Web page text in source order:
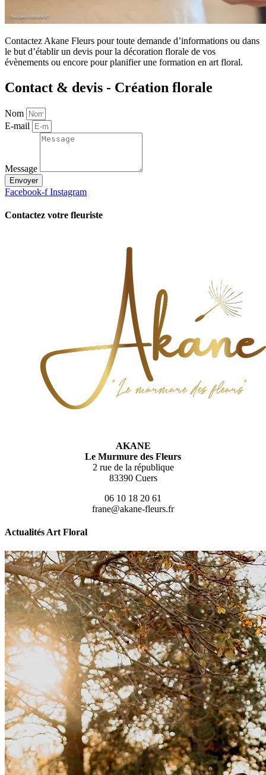
Contactez Akane Fleurs pour toute demande d’informations ou dans
le but d’établir un devis pour la décoration florale de vos
évènements ou encore pour planifier une formation en art floral.
Contact & devis - Création florale
Nom
E-mail
Message
Envoyer
Facebook-f Instagram
Contactez votre fleuriste
AKANE
Le Murmure des Fleurs
2 rue de la république
83390 Cuers
06 10 18 20 61
frane@akane-fleurs.fr
Actualités Art Floral